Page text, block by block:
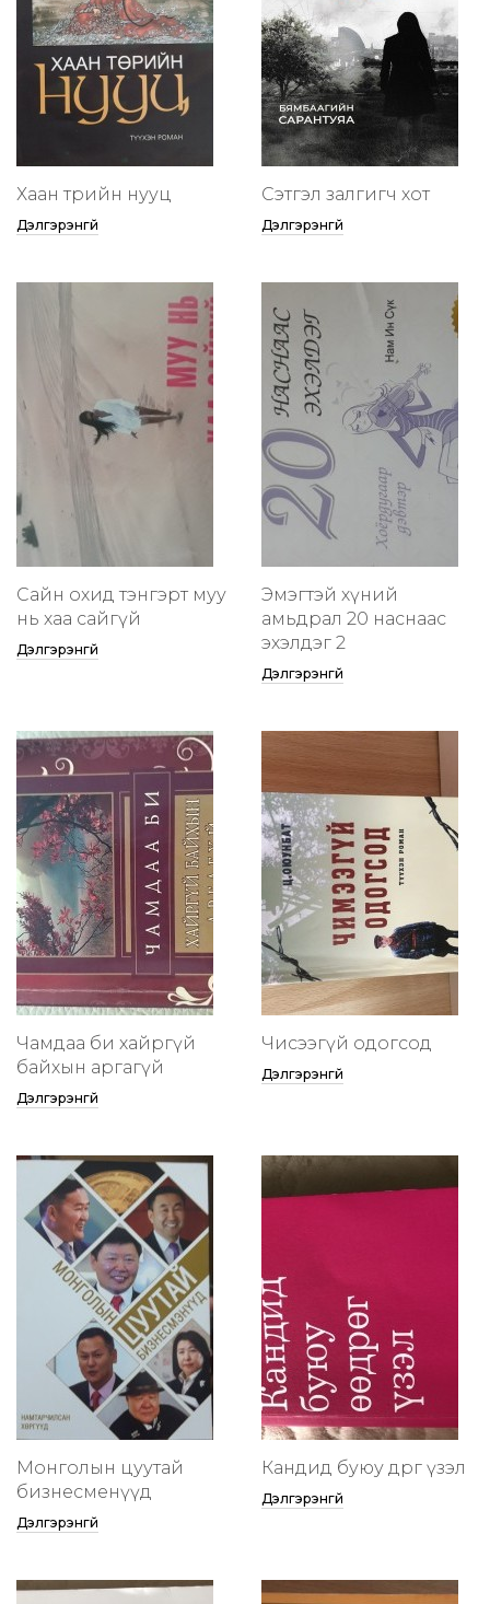
Хаан төрийн нууц
Дэлгэрэнгүй
Сэтгэл залгигч хот
Дэлгэрэнгүй
Сайн охид тэнгэрт муу
нь хаа сайгүй
Дэлгэрэнгүй
Эмэгтэй хүний
амьдрал 20 наснаас
эхэлдэг 2
Дэлгэрэнгүй
Чамдаа би хайргүй
байхын аргагүй
Дэлгэрэнгүй
Чисээгүй одогсод
Дэлгэрэнгүй
Монголын цуутай
бизнесменүүд
Дэлгэрэнгүй
Кандид буюу өөдрөг үзэл
Дэлгэрэнгүй